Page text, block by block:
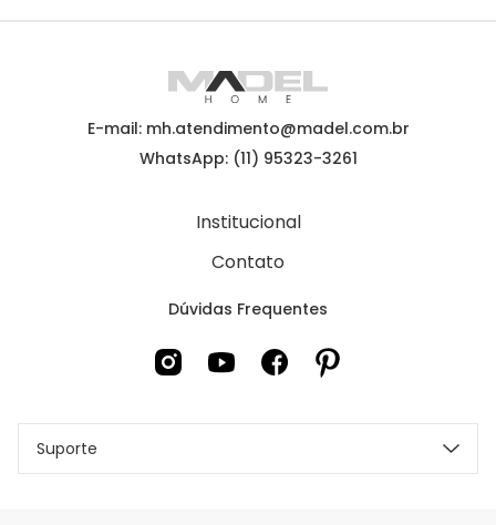
E-mail: mh.atendimento@madel.com.br
WhatsApp: (11) 95323-3261
Institucional
Contato
Dúvidas Frequentes
Suporte